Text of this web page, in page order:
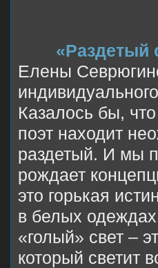
«Раздетый
Елены
Казалось бы,
поэт находит
раздетый. И мы
рождает
это горькая
в белых
«голый» свет –
который светит